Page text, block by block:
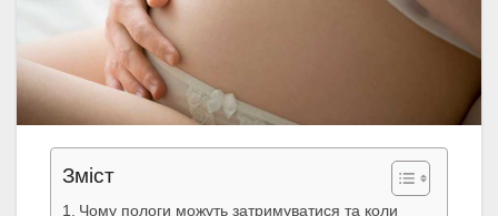
Зміст
Чому пологи можуть затримуватися та коли